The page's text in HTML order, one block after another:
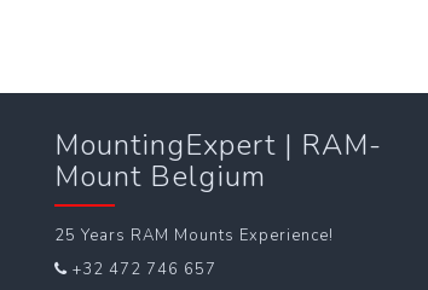
MountingExpert | RAM-
Mount Belgium
25 Years RAM Mounts Experience!
+32 472 746 657